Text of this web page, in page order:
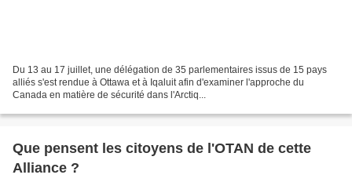
Du 13 au 17 juillet, une délégation de 35 parlementaires issus de 15 pays
alliés s'est rendue à Ottawa et à Iqaluit afin d'examiner l'approche du
Canada en matière de sécurité dans l'Arctiq...
Que pensent les citoyens de l'OTAN de cette
Alliance ?